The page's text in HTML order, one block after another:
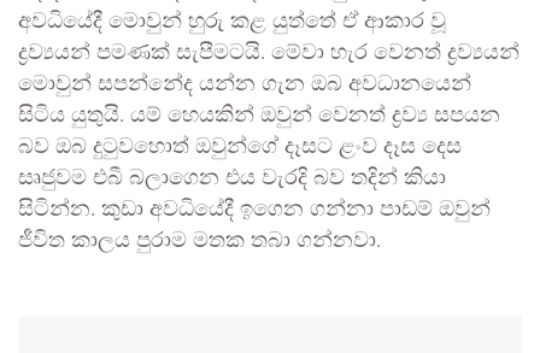
අවධියේදී මොවුන් හුරු කළ යුත්තේ ඒ ආකාර වූ
ද්‍රව්‍යයන් පමණක් සැපීමටයි. මේවා හැර වෙනත් ද්‍රව්‍යයන්
මොවුන් සපන්නේද යන්න ගැන ඔබ අවධානයෙන්
සිටිය යුතුයි. යම් හෙයකින් ඔවුන් වෙනත් ද්‍රව්‍ය සපයන
බව ඔබ දුටුවහොත් ඔවුන්ගේ දෑසට ළංව දෑස දෙස
සෘජුවම එබී බලාගෙන එය වැරදි බව තදින් කියා
සිටින්න. කුඩා අවධියේදී ඉගෙන ගන්නා පාඩම් ඔවුන්
ජීවිත කාලය පුරාම මතක තබා ගන්නවා.